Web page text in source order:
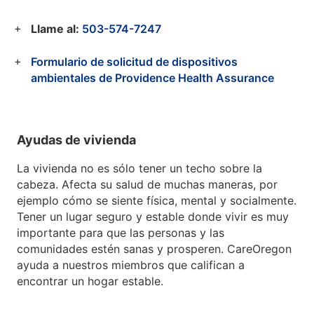
Llame al: 503-574-7247
Formulario de solicitud de dispositivos
ambientales de Providence Health Assurance
Ayudas de vivienda
La vivienda no es sólo tener un techo sobre la
cabeza. Afecta su salud de muchas maneras, por
ejemplo cómo se siente física, mental y socialmente.
Tener un lugar seguro y estable donde vivir es muy
importante para que las personas y las
comunidades estén sanas y prosperen. CareOregon
ayuda a nuestros miembros que califican a
encontrar un hogar estable.